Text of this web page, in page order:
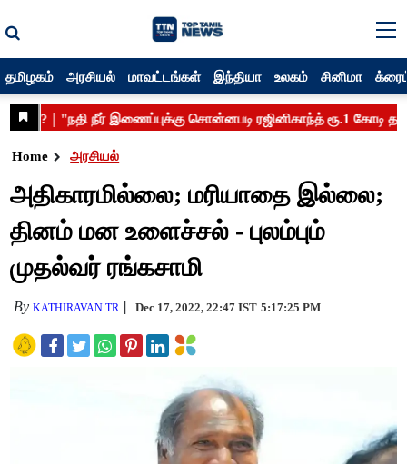
தமிழகம் அரசியல் மாவட்டங்கள் இந்தியா உலகம் சினிமா
Home அரசியல்
அதிகாரமில்லை; மரியாதை இல்லை;
தினம் மன உளைச்சல் - புலம்பும்
முதல்வர் ரங்கசாமி
ByKATHIRAVAN TR Dec 17, 2022, 22:47 IST 5:17:25 PM